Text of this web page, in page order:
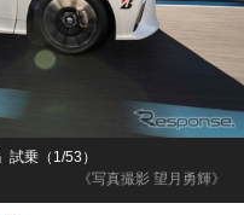
《写真撮影 望月勇輝》
乗（1/53）